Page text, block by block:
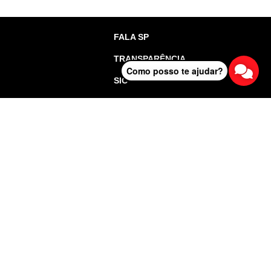
FALA SP
TRANSPARÊNCIA
SIC
Como posso te ajudar?